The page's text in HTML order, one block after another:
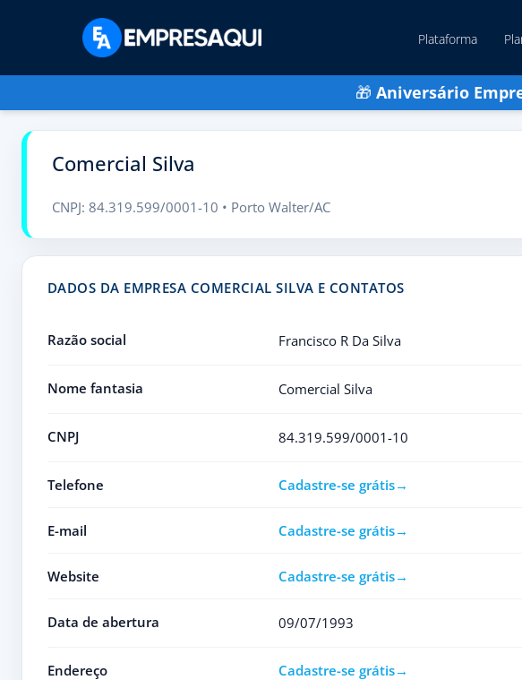
Plataforma
🎁 Aniversário
Comercial Silva
CNPJ: 84.319.599/0001-10 • Porto Walter/AC
DADOS DA EMPRESA COMERCIAL SILVA E CONTATOS
Razão social Francisco R Da Silva
Nome fantasia Comercial Silva
CNPJ 84.319.599/0001-10
Telefone Cadastre-se grátis
E-mail Cadastre-se grátis
Website Cadastre-se grátis
Data de abertura 09/07/1993
Endereço Cadastre-se grátis